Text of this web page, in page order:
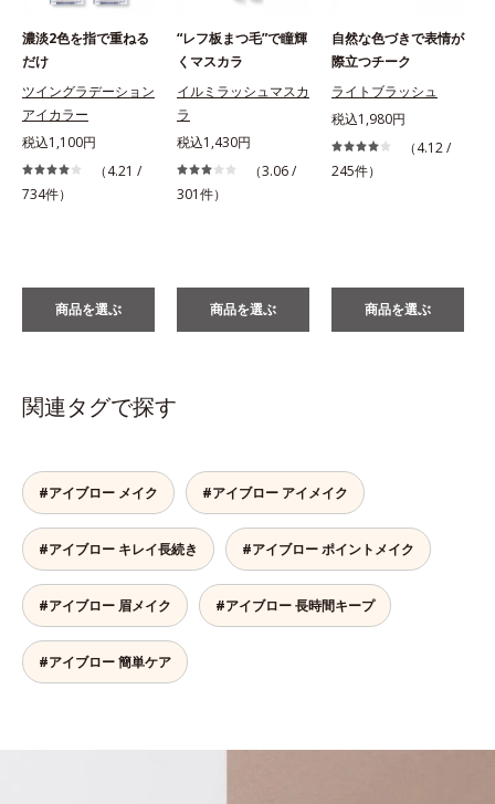
濃淡2色を指で重ねる
だけ
ツイングラデーション
アイカラー
税込1,100円
（4.21 /
734件）
商品を選ぶ
“レフ板まつ毛”で瞳輝
くマスカラ
イルミラッシュマスカ
ラ
税込1,430円
（3.06 /
301件）
商品を選ぶ
自然な色づきで表情が
際立つチーク
ライトブラッシュ
税込1,980円
（4.12 /
245件）
商品を選ぶ
関連タグで探す
#アイブロー メイク #アイブロー アイメイク
#アイブロー キレイ長続き #アイブロー ポイントメイク
#アイブロー 眉メイク #アイブロー 長時間キープ
#アイブロー 簡単ケア